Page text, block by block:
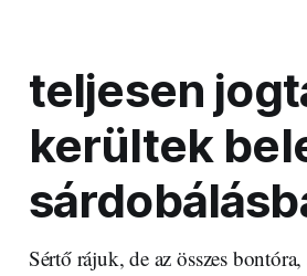
teljesen
kerültek
Sértő rájuk, de az összes bontóra,